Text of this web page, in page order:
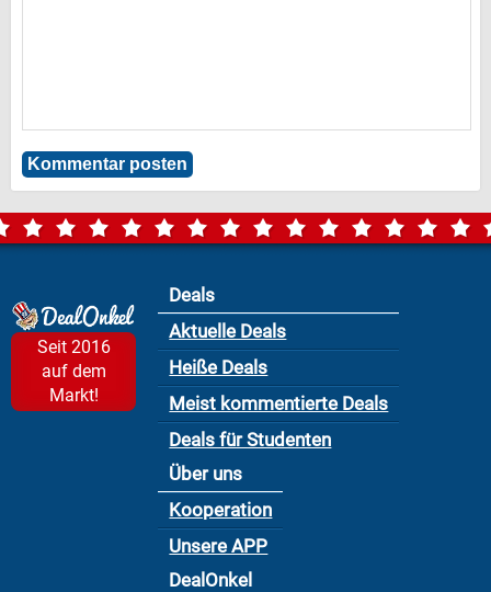
Seit 2016
auf dem
Markt!
Deals
Aktuelle Deals
Heiße Deals
Meist kommentierte Deals
Deals für Studenten
Über uns
Kooperation
Unsere APP
DealOnkel